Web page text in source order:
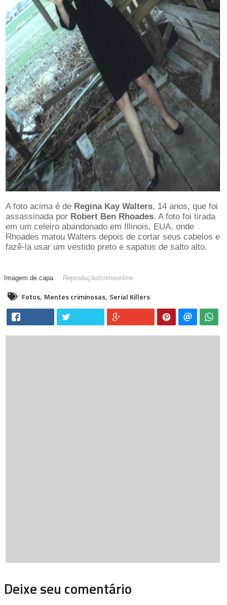
A foto acima é de Regina Kay Walters, 14 anos, que foi
assassinada por Robert Ben Rhoades. A foto foi tirada
em um celeiro abandonado em Illinois, EUA, onde
Rhoades matou Walters depois de cortar seus cabelos e
fazê-la usar um vestido preto e sapatos de salto alto.
Reprodução/crimeonline
Fotos, Mentes criminosas, Serial Killers
Deixe seu comentário